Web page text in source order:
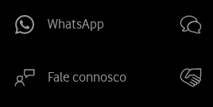
WhatsApp
Fale connosco